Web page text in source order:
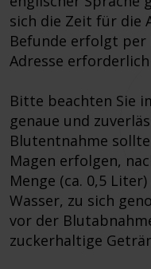
sich die Zeit für die
Befunde erfolgt per
Adresse
Bitte beachten Sie
genaue und
Blutentnahme
Magen erfolgen,
Menge (ca. 0,5
Wasser, zu sich
vor der
zuckerhaltige